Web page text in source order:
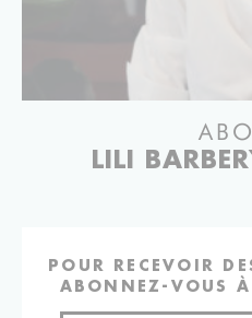
LILI
POUR RECEVOIR
ABONNEZ-VOUS À